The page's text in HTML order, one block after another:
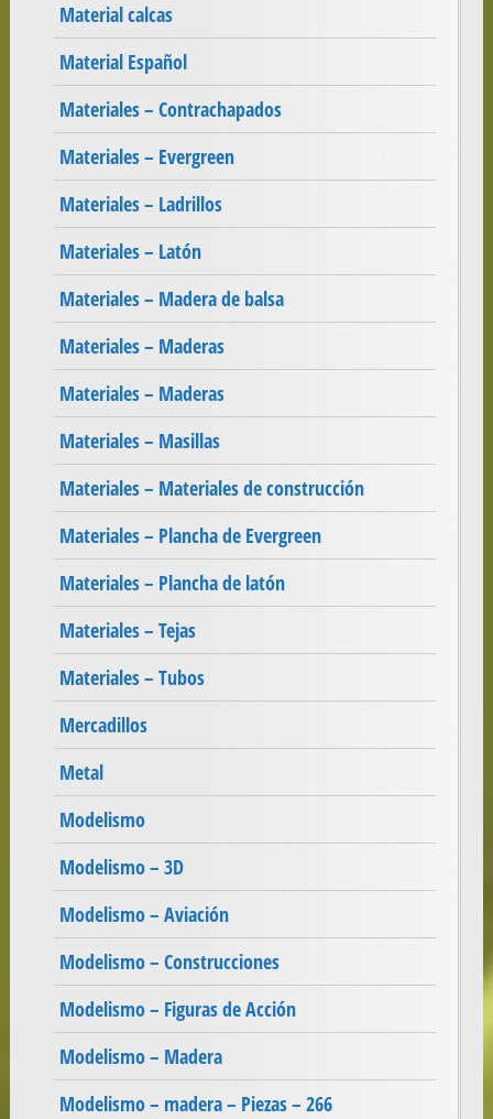
Material calcas
Material Español
Materiales – Contrachapados
Materiales – Evergreen
Materiales – Ladrillos
Materiales – Latón
Materiales – Madera de balsa
Materiales – Maderas
Materiales – Maderas
Materiales – Masillas
Materiales – Materiales de construcción
Materiales – Plancha de Evergreen
Materiales – Plancha de latón
Materiales – Tejas
Materiales – Tubos
Mercadillos
Metal
Modelismo
Modelismo – 3D
Modelismo – Aviación
Modelismo – Construcciones
Modelismo – Figuras de Acción
Modelismo – Madera
Modelismo – madera – Piezas – 266